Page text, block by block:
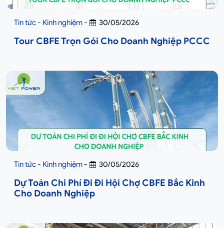
Tin tức - Kinh nghiệm - 30/05/2026
Tour CBFE Trọn Gói Cho Doanh Nghiệp PCCC
Tin tức - Kinh nghiệm - 30/05/2026
Dự Toán Chi Phí Đi Đi Hội Chợ CBFE Bắc Kinh
Cho Doanh Nghiệp